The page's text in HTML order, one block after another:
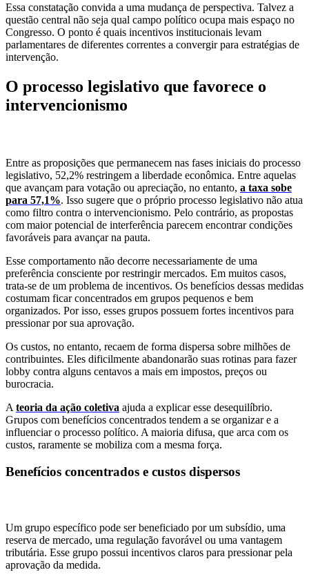
Essa constatação convida a uma mudança de perspectiva. Talvez a
questão central não seja qual campo político ocupa mais espaço no
Congresso. O ponto é quais incentivos institucionais levam
parlamentares de diferentes correntes a convergir para estratégias de
intervenção.
O processo legislativo que favorece o
intervencionismo
Entre as proposições que permanecem nas fases iniciais do processo
legislativo, 52,2% restringem a liberdade econômica. Entre aquelas
que avançam para votação ou apreciação, no entanto, a taxa sobe
para 57,1%. Isso sugere que o próprio processo legislativo não atua
como filtro contra o intervencionismo. Pelo contrário, as propostas
com maior potencial de interferência parecem encontrar condições
favoráveis para avançar na pauta.
Esse comportamento não decorre necessariamente de uma
preferência consciente por restringir mercados. Em muitos casos,
trata-se de um problema de incentivos. Os benefícios dessas medidas
costumam ficar concentrados em grupos pequenos e bem
organizados. Por isso, esses grupos possuem fortes incentivos para
pressionar por sua aprovação.
Os custos, no entanto, recaem de forma dispersa sobre milhões de
contribuintes. Eles dificilmente abandonarão suas rotinas para fazer
lobby contra alguns centavos a mais em impostos, preços ou
burocracia.
Ateoria da ação coletiva ajuda a explicar esse desequilíbrio.
Grupos com benefícios concentrados tendem a se organizar e a
influenciar o processo político. A maioria difusa, que arca com os
custos, raramente se mobiliza com a mesma força.
Benefícios concentrados e custos dispersos
Um grupo específico pode ser beneficiado por um subsídio, uma
reserva de mercado, uma regulação favorável ou uma vantagem
tributária. Esse grupo possui incentivos claros para pressionar pela
aprovação da medida.